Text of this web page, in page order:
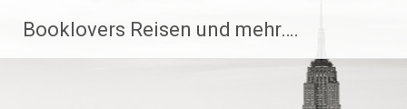
Inhalt
springen
Booklovers Reisen und mehr….